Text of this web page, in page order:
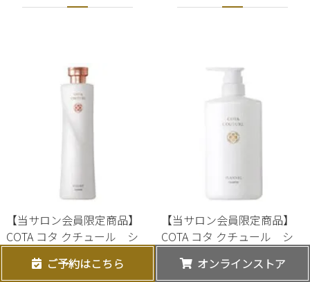
【当サロン会員限定商品】
COTA コタ クチュール シ
※会員登録をご希望の方
【当サロン会員限定商品】
COTA コタ クチュール シ
※会員登録をご希望の方
ご予約はこちら オンラインストア